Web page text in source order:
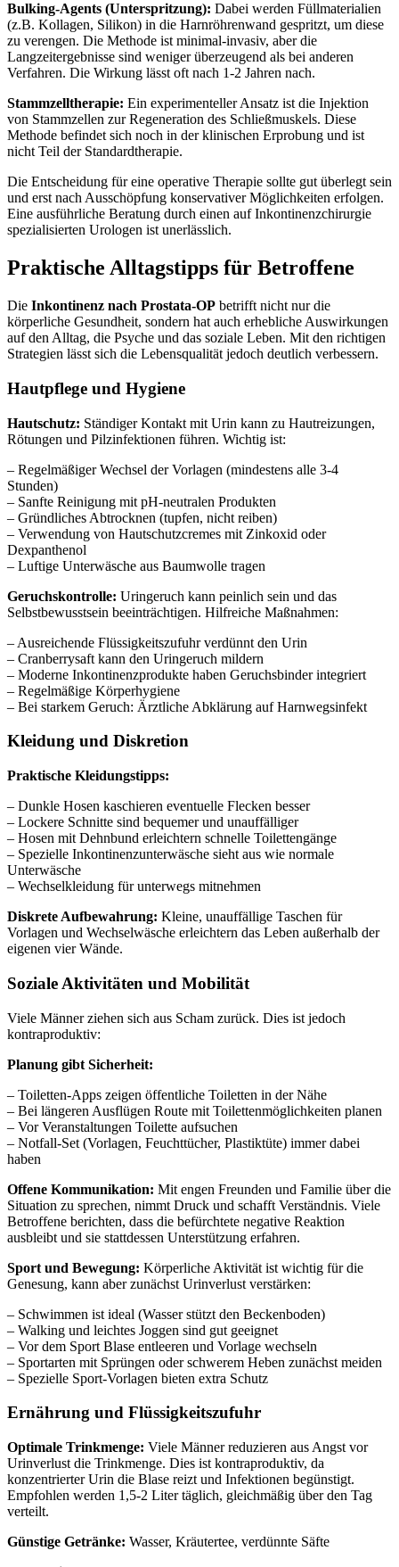
Bulking-Agents (Unterspritzung): Dabei werden Füllmaterialien
(z.B. Kollagen, Silikon) in die Harnröhrenwand gespritzt, um diese
zu verengen. Die Methode ist minimal-invasiv, aber die
Langzeitergebnisse sind weniger überzeugend als bei anderen
Verfahren. Die Wirkung lässt oft nach 1-2 Jahren nach.
Stammzelltherapie: Ein experimenteller Ansatz ist die Injektion
von Stammzellen zur Regeneration des Schließmuskels. Diese
Methode befindet sich noch in der klinischen Erprobung und ist
nicht Teil der Standardtherapie.
Die Entscheidung für eine operative Therapie sollte gut überlegt sein
und erst nach Ausschöpfung konservativer Möglichkeiten erfolgen.
Eine ausführliche Beratung durch einen auf Inkontinenzchirurgie
spezialisierten Urologen ist unerlässlich.
Praktische Alltagstipps für Betroffene
Die Inkontinenz nach Prostata-OP betrifft nicht nur die
körperliche Gesundheit, sondern hat auch erhebliche Auswirkungen
auf den Alltag, die Psyche und das soziale Leben. Mit den richtigen
Strategien lässt sich die Lebensqualität jedoch deutlich verbessern.
Hautpflege und Hygiene
Hautschutz: Ständiger Kontakt mit Urin kann zu Hautreizungen,
Rötungen und Pilzinfektionen führen. Wichtig ist:
– Regelmäßiger Wechsel der Vorlagen (mindestens alle 3-4
Stunden)
– Sanfte Reinigung mit pH-neutralen Produkten
– Gründliches Abtrocknen (tupfen, nicht reiben)
– Verwendung von Hautschutzcremes mit Zinkoxid oder
Dexpanthenol
– Luftige Unterwäsche aus Baumwolle tragen
Geruchskontrolle: Uringeruch kann peinlich sein und das
Selbstbewusstsein beeinträchtigen. Hilfreiche Maßnahmen:
– Ausreichende Flüssigkeitszufuhr verdünnt den Urin
– Cranberrysaft kann den Uringeruch mildern
– Moderne Inkontinenzprodukte haben Geruchsbinder integriert
– Regelmäßige Körperhygiene
– Bei starkem Geruch: Ärztliche Abklärung auf Harnwegsinfekt
Kleidung und Diskretion
Praktische Kleidungstipps:
– Dunkle Hosen kaschieren eventuelle Flecken besser
– Lockere Schnitte sind bequemer und unauffälliger
– Hosen mit Dehnbund erleichtern schnelle Toilettengänge
– Spezielle Inkontinenzunterwäsche sieht aus wie normale
Unterwäsche
– Wechselkleidung für unterwegs mitnehmen
Diskrete Aufbewahrung: Kleine, unauffällige Taschen für
Vorlagen und Wechselwäsche erleichtern das Leben außerhalb der
eigenen vier Wände.
Soziale Aktivitäten und Mobilität
Viele Männer ziehen sich aus Scham zurück. Dies ist jedoch
kontraproduktiv:
Planung gibt Sicherheit:
– Toiletten-Apps zeigen öffentliche Toiletten in der Nähe
– Bei längeren Ausflügen Route mit Toilettenmöglichkeiten planen
– Vor Veranstaltungen Toilette aufsuchen
– Notfall-Set (Vorlagen, Feuchttücher, Plastiktüte) immer dabei
haben
Offene Kommunikation: Mit engen Freunden und Familie über die
Situation zu sprechen, nimmt Druck und schafft Verständnis. Viele
Betroffene berichten, dass die befürchtete negative Reaktion
ausbleibt und sie stattdessen Unterstützung erfahren.
Sport und Bewegung: Körperliche Aktivität ist wichtig für die
Genesung, kann aber zunächst Urinverlust verstärken:
– Schwimmen ist ideal (Wasser stützt den Beckenboden)
– Walking und leichtes Joggen sind gut geeignet
– Vor dem Sport Blase entleeren und Vorlage wechseln
– Sportarten mit Sprüngen oder schwerem Heben zunächst meiden
– Spezielle Sport-Vorlagen bieten extra Schutz
Ernährung und Flüssigkeitszufuhr
Optimale Trinkmenge: Viele Männer reduzieren aus Angst vor
Urinverlust die Trinkmenge. Dies ist kontraproduktiv, da
konzentrierter Urin die Blase reizt und Infektionen begünstigt.
Empfohlen werden 1,5-2 Liter täglich, gleichmäßig über den Tag
verteilt.
Günstige Getränke: Wasser, Kräutertee, verdünnte Säfte